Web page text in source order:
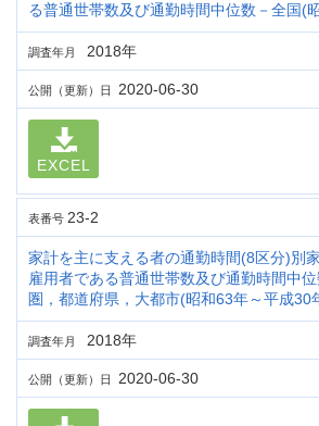
る普通世帯数及び通勤時間中位数－全国(
調査年月 2018年
公開（更新）日 2020-06-30
EXCEL
表番号 23-2
家計を主に支える者の通勤時間(8区分)別
雇用者である普通世帯数及び通勤時間中
圏，都道府県，大都市(昭和63年～平成30
調査年月 2018年
公開（更新）日 2020-06-30